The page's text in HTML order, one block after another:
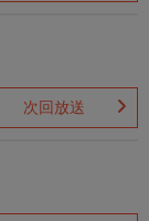
次回放送